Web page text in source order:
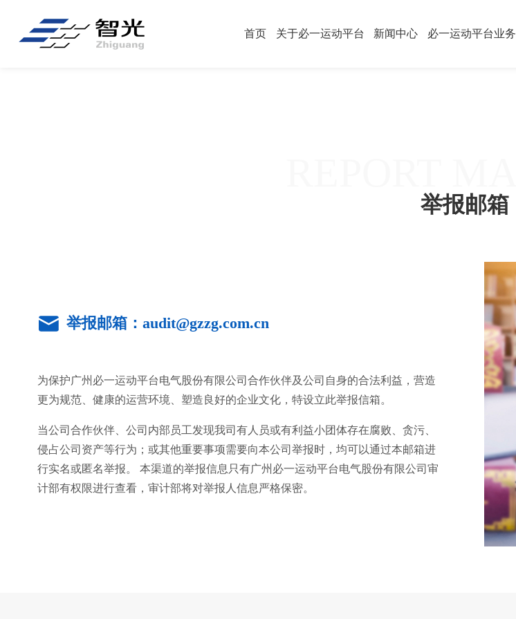
首页 关于必一运动平台 新闻中心 必一运动平台业务
举报邮箱
举报邮箱：audit@gzzg.com.cn
为保护广州必一运动平台电气股份有限公司合作伙伴及公司自身的合法利益，营造
更为规范、健康的运营环境、塑造良好的企业文化，特设立此举报信箱。
当公司合作伙伴、公司内部员工发现我司有人员或有利益小团体存在腐败、贪污、
侵占公司资产等行为；或其他重要事项需要向本公司举报时，均可以通过本邮箱进
行实名或匿名举报。 本渠道的举报信息只有广州必一运动平台电气股份有限公司审
计部有权限进行查看，审计部将对举报人信息严格保密。